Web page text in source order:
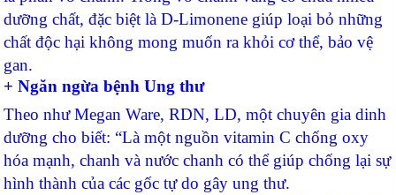
dưỡng chất, đặc biệt là D-Limonene giúp loại bỏ những
chất độc hại không mong muốn ra khỏi cơ thể, bảo vệ
gan.
+ Ngăn ngừa bệnh Ung thư
Theo như Megan Ware, RDN, LD, một chuyên gia dinh
dưỡng cho biết: “Là một nguồn vitamin C chống oxy
hóa mạnh, chanh và nước chanh có thể giúp chống lại sự
hình thành của các gốc tự do gây ung thư.